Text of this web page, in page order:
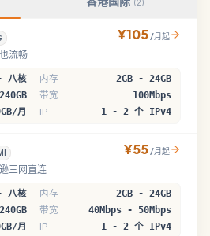
(2)
流畅
¥105 /月起
八核 内存
2GB - 24GB
带宽
100Mbps
月 IP 1 - 2 个 IPv4
三网直连
¥55 /月起
八核 内存
2GB - 24GB
带宽
40Mbps - 50Mbps
月 IP 1 - 2 个 IPv4